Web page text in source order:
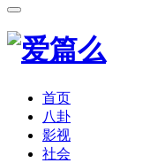
首页
八卦
影视
社会